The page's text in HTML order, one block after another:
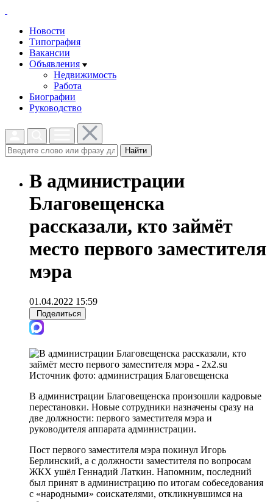
Новости
Типография
Вакансии
Объявления
Недвижимость
Работа
Биографии
Руководство
Найти
В администрации
Благовещенска
рассказали, кто займёт
место первого заместителя
мэра
01.04.2022 15:59
Поделиться
Источник фото: администрация Благовещенска
В администрации Благовещенска произошли кадровые
перестановки. Новые сотрудники назначены сразу на
две должности: первого заместителя мэра и
руководителя аппарата администрации.
Пост первого заместителя мэра покинул Игорь
Берлинский, а с должности заместителя по вопросам
ЖКХ ушёл Геннадий Латкин. Напомним, последний
был принят в администрацию по итогам собеседования
с «народными» соискателями, откликнувшимся на